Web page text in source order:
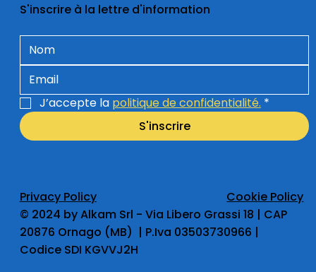
S'inscrire à la lettre d'information
J’accepte la politique de confidentialité. *
S'inscrire
​© 2024 by Alkam Srl - Via Libero Grassi 18 | CAP
20876 Ornago (MB) | P.Iva 03503730966 |
Codice SDI KGVVJ2H
Privacy Policy Cookie Policy